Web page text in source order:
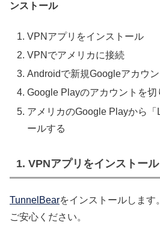
ンストール
VPNアプリをインストール
VPNでアメリカに接続
Androidで新規Googleアカウ
Google Playのアカウントを切
アメリカのGoogle Playから「
ールする
1. VPNアプリをインストール
TunnelBearをインストールしま
ご安心ください。